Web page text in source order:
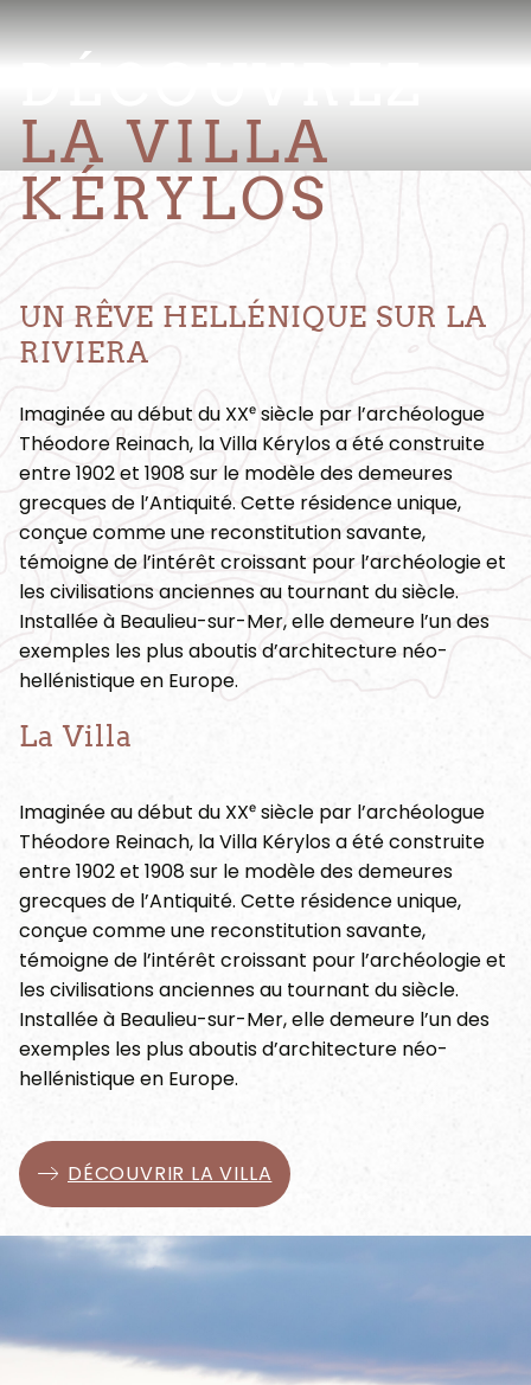
LA VILLA
KÉRYLOS
UN RÊVE HELLÉNIQUE SUR LA
RIVIERA
Imaginée au début du XXᵉ siècle par l’archéologue
Théodore Reinach, la Villa Kérylos a été construite
entre 1902 et 1908 sur le modèle des demeures
grecques de l’Antiquité. Cette résidence unique,
conçue comme une reconstitution savante,
témoigne de l’intérêt croissant pour l’archéologie et
les civilisations anciennes au tournant du siècle.
Installée à Beaulieu-sur-Mer, elle demeure l’un des
exemples les plus aboutis d’architecture néo-
hellénistique en Europe.
La Villa
Imaginée au début du XXᵉ siècle par l’archéologue
Théodore Reinach, la Villa Kérylos a été construite
entre 1902 et 1908 sur le modèle des demeures
grecques de l’Antiquité. Cette résidence unique,
conçue comme une reconstitution savante,
témoigne de l’intérêt croissant pour l’archéologie et
les civilisations anciennes au tournant du siècle.
Installée à Beaulieu-sur-Mer, elle demeure l’un des
exemples les plus aboutis d’architecture néo-
hellénistique en Europe.
DÉCOUVRIR LA VILLA